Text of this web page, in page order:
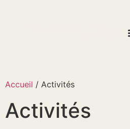
Accueil / Activités
Activités